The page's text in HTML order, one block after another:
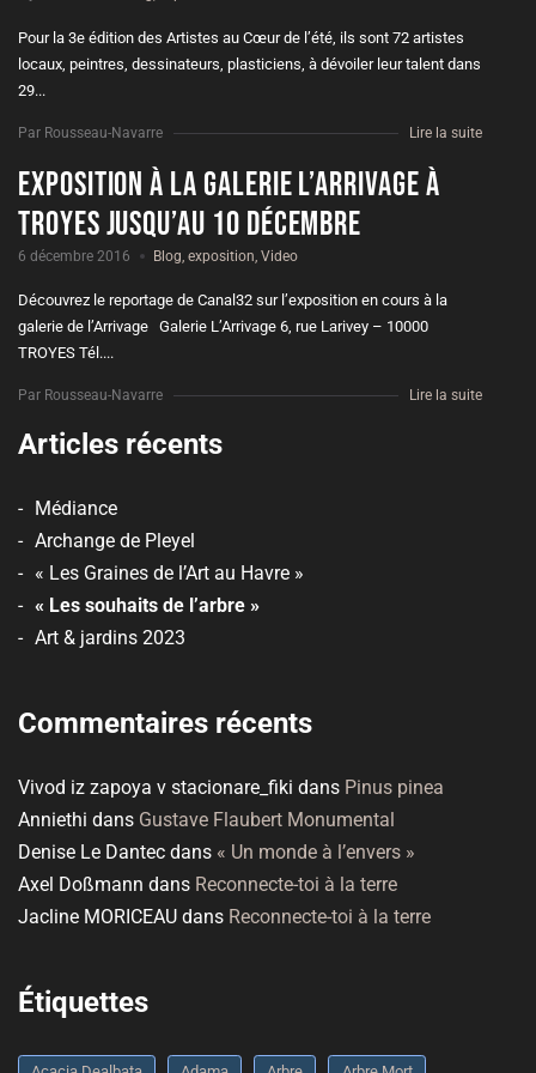
Pour la 3e édition des Artistes au Cœur de l’été, ils sont 72 artistes
locaux, peintres, dessinateurs, plasticiens, à dévoiler leur talent dans
29...
Par Rousseau-Navarre Lire la suite
Exposition à la galerie l’Arrivage à
Troyes jusqu’au 10 décembre
6 décembre 2016 Blog, exposition, Video
Découvrez le reportage de Canal32 sur l’exposition en cours à la
galerie de l’Arrivage Galerie L’Arrivage 6, rue Larivey – 10000
TROYES Tél....
Par Rousseau-Navarre Lire la suite
Articles récents
Médiance
Archange de Pleyel
« Les Graines de l’Art au Havre »
« Les souhaits de l’arbre »
Art & jardins 2023
Commentaires récents
Vivod iz zapoya v stacionare_fiki dans Pinus pinea
Anniethi dans Gustave Flaubert Monumental
Denise Le Dantec dans « Un monde à l’envers »
Axel Doßmann dans Reconnecte-toi à la terre
Jacline MORICEAU dans Reconnecte-toi à la terre
Étiquettes